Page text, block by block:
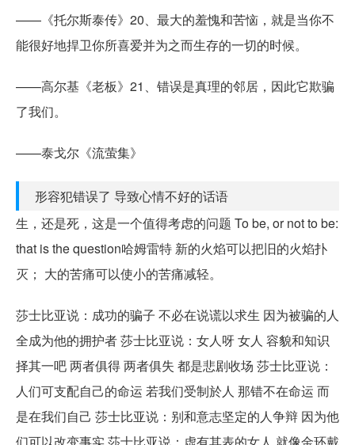
——《托尔斯泰传》20、最大的羞愧和苦恼，就是当你不
能很好地捍卫你所喜爱并为之而生存的一切的时候。
——高尔基《老板》21、错误是真理的邻居，因此它欺骗
了我们。
——泰戈尔《流萤集》
形容犯错误了 导致心情不好的话语
生，还是死，这是一个值得考虑的问题 To be, or not to be:
that is the question哈姆雷特 新的火焰可以把旧的火焰扑
灭； 大的苦痛可以使小的苦痛减轻。
莎士比亚说：成功的骗子 不必在说谎以求生 因为被骗的人
全成为他的拥护者 莎士比亚说：女人呀 女人 容貌和知识
择其一吧 两者俱得 两者俱失 都是悲剧收场 莎士比亚说：
人们可支配自己的命运 若我们受制於人 那错不在命运 而
是在我们自己 莎士比亚说：别和意志坚定的人争辩 因为他
们可以改变事实 莎士比亚说：虚有其表的女人 就像金环戴